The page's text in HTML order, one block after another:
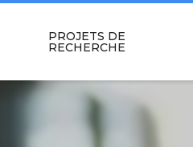
PROJETS DE
RECHERCHE